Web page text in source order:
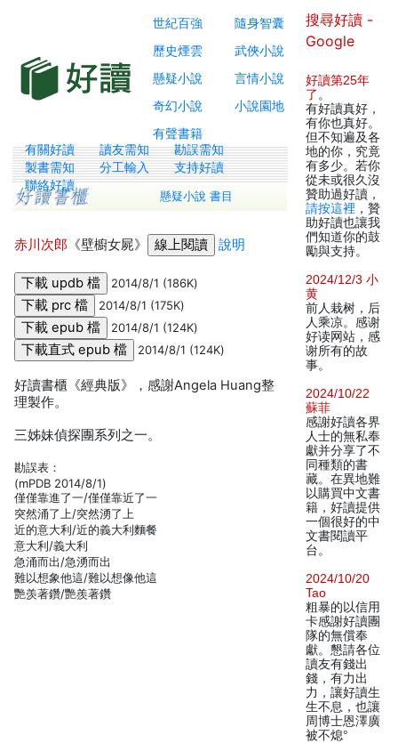
世紀百強
隨身智囊
歷史煙雲
武俠小說
懸疑小說
言情小說
奇幻小說
小說園地
有聲書籍
有關好讀 讀友需知
勘誤需知
製書需知
分工輸入
支持好讀
聯絡好讀
懸疑小說 書目
赤川次郎 《壁櫥女屍》 說明
2014/8/1 (186K)
2014/8/1 (175K)
2014/8/1 (124K)
2014/8/1 (124K)
好讀書櫃《經典版》，感謝Angela Huang整
理製作。
三姊妹偵探團系列之一。
勘誤表：
(mPDB 2014/8/1)
僅僅靠進了一/僅僅靠近了一
突然涌了上/突然湧了上
近的意大利/近的義大利麵餐
意大利/義大利
急涌而出/急湧而出
難以想象他這/難以想像他這
艷羡著鑽/艷羨著鑽
搜尋好讀 -
Google
好讀第25年
了 。
有好讀真好，
有你也真好。
但不知遍及各
地的你，究竟
有多少。若你
從未或很久沒
贊助過好讀，
請按這裡 ，贊
助好讀也讓我
們知道你的鼓
勵與支持。
2024/12/3 小
黄
前人栽树，后
人乘凉。感谢
好读网站，感
谢所有的故
事。
2024/10/22
蘇菲
感謝好讀各界
人士的無私奉
獻并分享了不
同種類的書
藏。在異地難
以購買中文書
籍，好讀提供
一個很好的中
文書閱讀平
台。
2024/10/20
Tao
粗暴的以信用
卡感謝好讀團
隊的無償奉
獻。懇請各位
讀友有錢出
錢，有力出
力，讓好讀生
生不息，也讓
周博士恩澤廣
被不熄°